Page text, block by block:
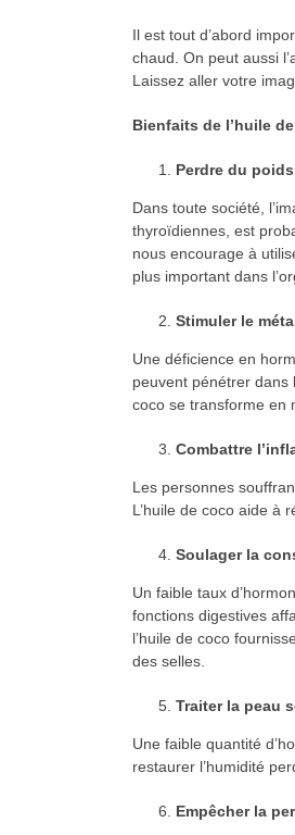
Il est tout d’abord
chaud. On peut aussi
Laissez aller votre
Bienfaits de l’huile
Perdre du poids
Dans toute société,
thyroïdiennes, est
nous encourage à
plus important dans
Stimuler le
Une déficience en
peuvent pénétrer dans
coco se transforme en
Combattre
Les personnes
L’huile de coco aide à
Soulager la
Un faible taux
fonctions digestives
l’huile de coco
des selles.
Traiter la peau
Une faible quantité
restaurer l’humidité
Empêcher la